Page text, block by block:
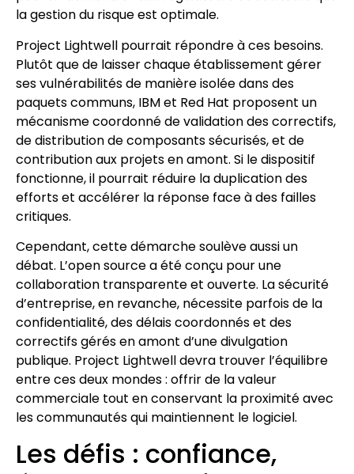
la gestion du risque est optimale.
Project Lightwell pourrait répondre à ces besoins.
Plutôt que de laisser chaque établissement gérer
ses vulnérabilités de manière isolée dans des
paquets communs, IBM et Red Hat proposent un
mécanisme coordonné de validation des correctifs,
de distribution de composants sécurisés, et de
contribution aux projets en amont. Si le dispositif
fonctionne, il pourrait réduire la duplication des
efforts et accélérer la réponse face à des failles
critiques.
Cependant, cette démarche soulève aussi un
débat. L’open source a été conçu pour une
collaboration transparente et ouverte. La sécurité
d’entreprise, en revanche, nécessite parfois de la
confidentialité, des délais coordonnés et des
correctifs gérés en amont d’une divulgation
publique. Project Lightwell devra trouver l’équilibre
entre ces deux mondes : offrir de la valeur
commerciale tout en conservant la proximité avec
les communautés qui maintiennent le logiciel.
Les défis : confiance,